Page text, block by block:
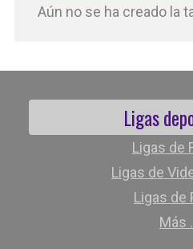
Aún no se ha creado la
Ligas
Ligas de
Ligas de
Ligas de
Más